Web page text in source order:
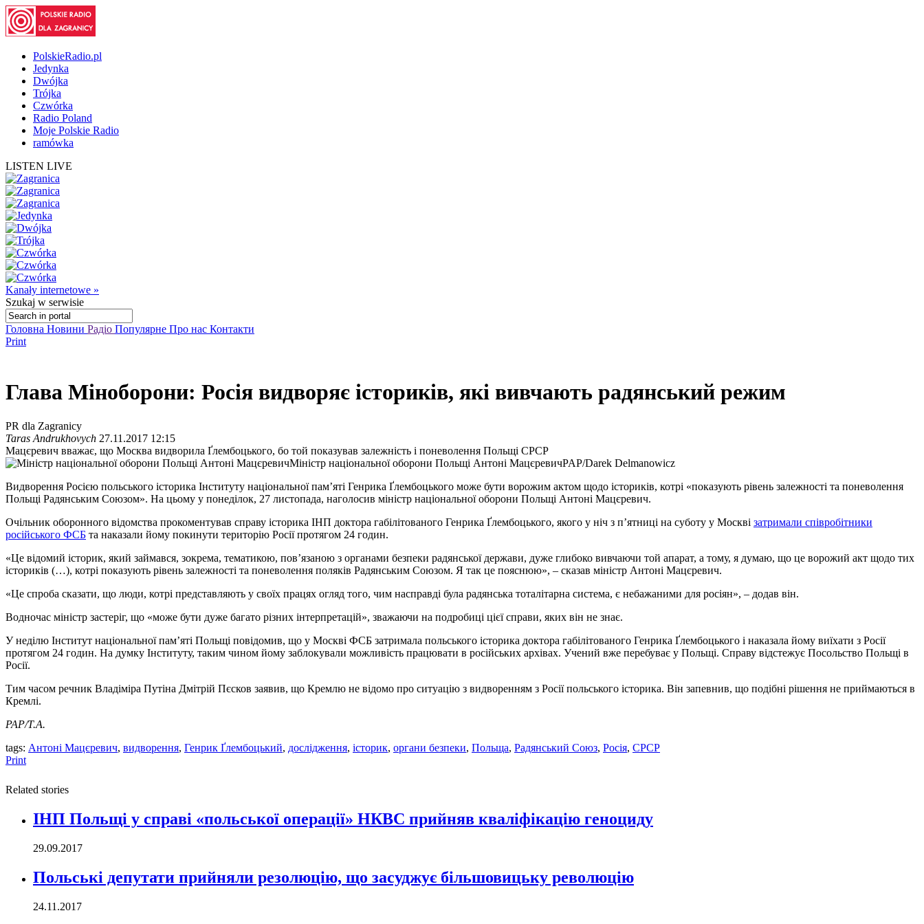
PolskieRadio.pl
Jedynka
Dwójka
Trójka
Czwórka
Radio Poland
Moje Polskie Radio
ramówka
LISTEN LIVE
Kanały internetowe »
Szukaj w serwisie
Головна Новини Радіо Популярне Про нас Контакти
Print
Глава Міноборони: Росія видворяє істориків, які вивчають радянський режим
PR dla Zagranicy
Taras Andrukhovych 27.11.2017 12:15
Мацєревич вважає, що Москва видворила Ґлембоцького, бо той показував залежність і поневолення Польщі СРСР
Міністр національної оборони Польщі Антоні МацєревичPAP/Darek Delmanowicz
Видворення Росією польського історика Інституту національної пам’яті Генрика Ґлембоцького може бути ворожим актом щодо істориків, котрі «показують рівень залежності та поневолення
Польщі Радянським Союзом». На цьому у понеділок, 27 листопада, наголосив міністр національної оборони Польщі Антоні Мацєревич.
Очільник оборонного відомства прокоментував справу історика ІНП доктора габілітованого Генрика Ґлембоцького, якого у ніч з п’ятниці на суботу у Москві затримали співробітники
російського ФСБ та наказали йому покинути територію Росії протягом 24 годин.
«Це відомий історик, який займався, зокрема, тематикою, пов’язаною з органами безпеки радянської держави, дуже глибоко вивчаючи той апарат, а тому, я думаю, що це ворожий акт щодо тих
істориків (…), котрі показують рівень залежності та поневолення поляків Радянським Союзом. Я так це пояснюю», – сказав міністр Антоні Мацєревич.
«Це спроба сказати, що люди, котрі представляють у своїх працях огляд того, чим насправді була радянська тоталітарна система, є небажаними для росіян», – додав він.
Водночас міністр застеріг, що «може бути дуже багато різних інтерпретацій», зважаючи на подробиці цієї справи, яких він не знає.
У неділю Інститут національної пам’яті Польщі повідомив, що у Москві ФСБ затримала польського історика доктора габілітованого Генрика Ґлембоцького і наказала йому виїхати з Росії
протягом 24 годин. На думку Інституту, таким чином йому заблокували можливість працювати в російських архівах. Учений вже перебуває у Польщі. Справу відстежує Посольство Польщі в
Росії.
Тим часом речник Владіміра Путіна Дмітрій Пєсков заявив, що Кремлю не відомо про ситуацію з видворенням з Росії польського історика. Він запевнив, що подібні рішення не приймаються в
Кремлі.
PAP/Т.А.
tags: Антоні Мацєревич, видворення, Генрик Ґлембоцький, дослідження, історик, органи безпеки, Польща, Радянський Союз, Росія, СРСР
Print
Related stories
ІНП Польщі у справі «польської операції» НКВС прийняв кваліфікацію геноциду
29.09.2017
Польські депутати прийняли резолюцію, що засуджує більшовицьку революцію
24.11.2017